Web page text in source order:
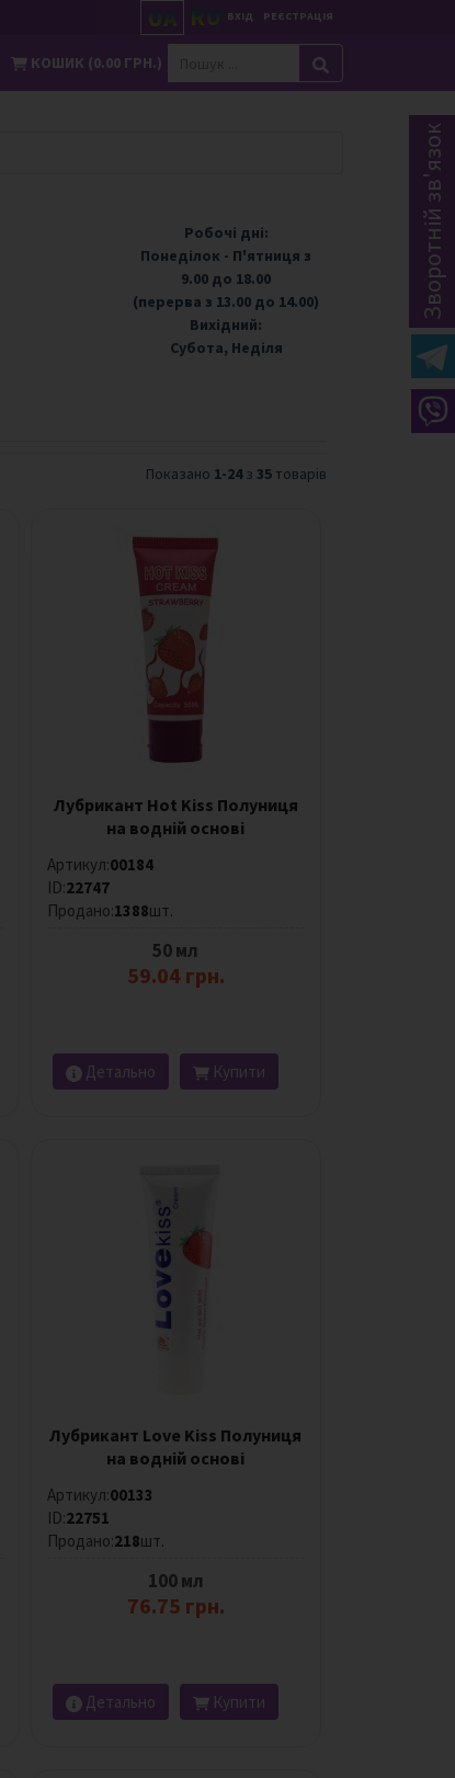
UA RU ВХІД РЕЄСТРАЦІЯ
КОШИК (0.00 ГРН.)
Зворотній зв'язок
Робочі дні:
Понеділок - П'ятниця з
9.00 до 18.00
(перерва з 13.00 до 14.00)
Вихідний:
Субота, Неділя
Показано 1-24з 35 товарів
Лубрикант Hot Kiss Полуниця
на водній основі
Артикул:00184
ID:22747
Продано:1388шт.
50 мл
59.04 грн.
Детально Купити
Лубрикант Love Kiss Полуниця
на водній основі
Артикул:00133
ID:22751
Продано:218шт.
100 мл
76.75 грн.
Детально Купити